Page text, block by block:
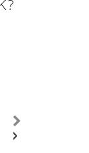
›